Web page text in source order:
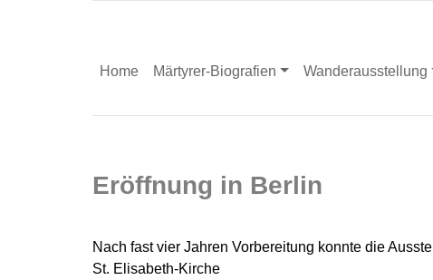
Home Märtyrer-Biografien Wanderausstellung
Eröffnung in Berlin
Nach fast vier Jahren Vorbereitung konnte die
St. Elisabeth-Kirche